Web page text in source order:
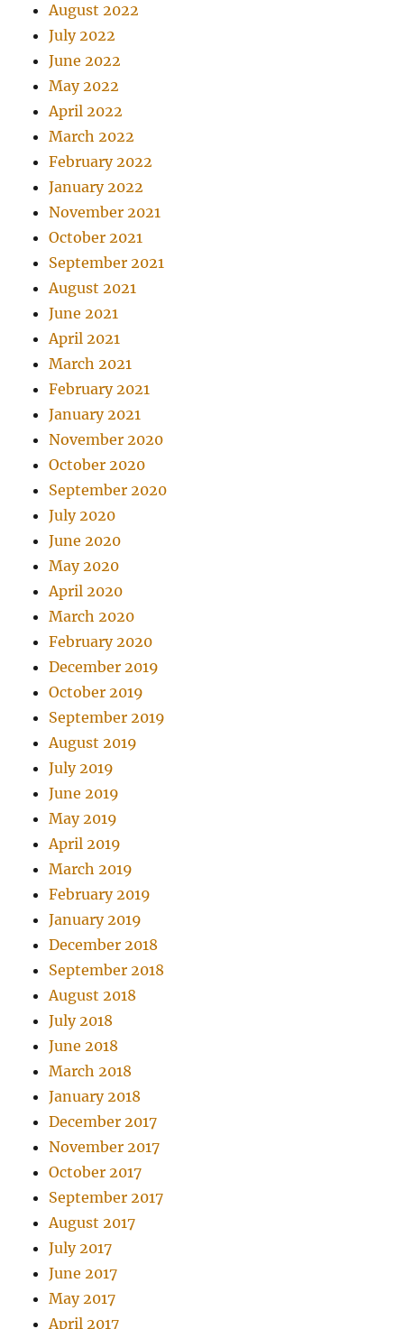
August 2022
July 2022
June 2022
May 2022
April 2022
March 2022
February 2022
January 2022
November 2021
October 2021
September 2021
August 2021
June 2021
April 2021
March 2021
February 2021
January 2021
November 2020
October 2020
September 2020
July 2020
June 2020
May 2020
April 2020
March 2020
February 2020
December 2019
October 2019
September 2019
August 2019
July 2019
June 2019
May 2019
April 2019
March 2019
February 2019
January 2019
December 2018
September 2018
August 2018
July 2018
June 2018
March 2018
January 2018
December 2017
November 2017
October 2017
September 2017
August 2017
July 2017
June 2017
May 2017
April 2017